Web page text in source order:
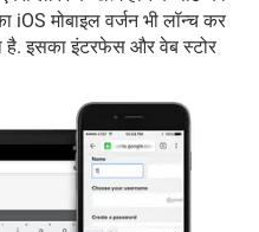
iOS मोबाइल वर्जन भी लॉन्च कर
है. इसका इंटरफेस और वेब स्टोर